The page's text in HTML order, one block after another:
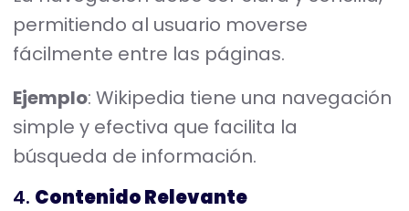
permitiendo al usuario moverse
fácilmente entre las páginas.
Ejemplo: Wikipedia tiene una navegación
simple y efectiva que facilita la
búsqueda de información.
4. Contenido Relevante